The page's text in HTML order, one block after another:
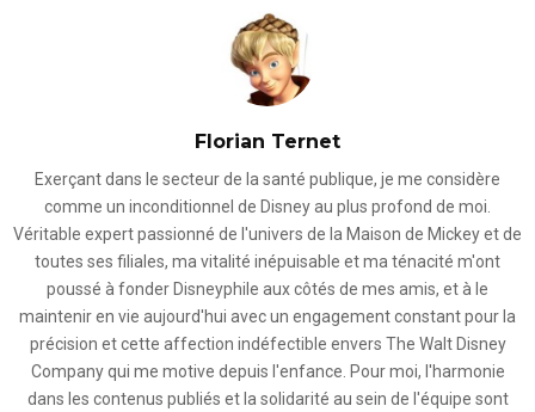
Florian Ternet
Exerçant dans le secteur de la santé publique, je me considère
comme un inconditionnel de Disney au plus profond de moi.
Véritable expert passionné de l'univers de la Maison de Mickey et de
toutes ses filiales, ma vitalité inépuisable et ma ténacité m'ont
poussé à fonder Disneyphile aux côtés de mes amis, et à le
maintenir en vie aujourd'hui avec un engagement constant pour la
précision et cette affection indéfectible envers The Walt Disney
Company qui me motive depuis l'enfance. Pour moi, l'harmonie
dans les contenus publiés et la solidarité au sein de l'équipe sont